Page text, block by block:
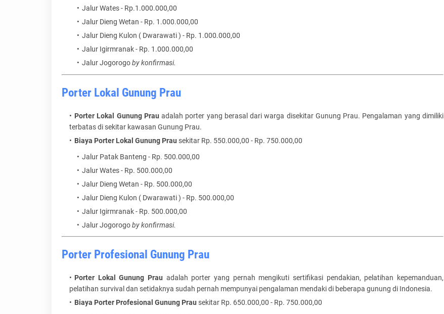
Jalur Wates - Rp.1.000.000,00
Jalur Dieng Wetan - Rp. 1.000.000,00
Jalur Dieng Kulon ( Dwarawati ) - Rp. 1.000.000,00
Jalur Igirmranak - Rp. 1.000.000,00
Jalur Jogorogoby konfirmasi.
Porter Lokal Gunung Prau
Porter Lokal Gunung Prau adalah porter yang berasal dari warga disekitar Gunung Prau. Pengalaman yang dimiliki
terbatas di sekitar kawasan Gunung Prau.
Biaya Porter Lokal Gunung Prau sekitar Rp. 550.000,00 - Rp. 750.000,00
Jalur Patak Banteng - Rp. 500.000,00
Jalur Wates - Rp. 500.000,00
Jalur Dieng Wetan - Rp. 500.000,00
Jalur Dieng Kulon ( Dwarawati ) - Rp. 500.000,00
Jalur Igirmranak - Rp. 500.000,00
Jalur Jogorogoby konfirmasi.
Porter Profesional Gunung Prau
Porter Lokal Gunung Prau adalah porter yang pernah mengikuti sertifikasi pendakian, pelatihan kepemanduan,
pelatihan survival dan setidaknya sudah pernah mempunyai pengalaman mendaki di beberapa gunung di Indonesia.
Biaya Porter Profesional Gunung Prau sekitar Rp. 650.000,00 - Rp. 750.000,00